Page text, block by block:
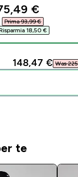
prodotto -
€‎
Prima 93,99 €‎
18,50 €‎
148,47 €‎ Was
te